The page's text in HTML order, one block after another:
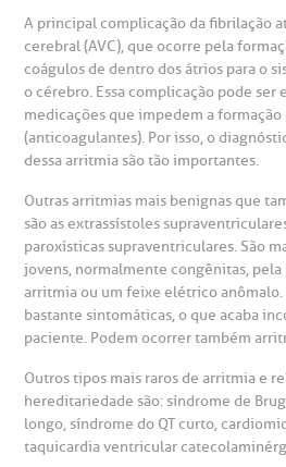
Saiba mais
Endereço:
CEP: 01438-000 | Jardim Paulista
São Paulo - SP
de órgãos
de cuidado
e perdidos
A principal complicação da fibrilação
cerebral (AVC), que ocorre pela
coágulos de dentro dos átrios para o
o cérebro. Essa complicação pode ser
medicações que impedem a formação
(anticoagulantes). Por isso, o
dessa arritmia são tão importantes.
Outras arritmias mais benignas que
são as extrassístoles
paroxísticas supraventriculares. São
jovens, normalmente congênitas,
arritmia ou um feixe elétrico
bastante sintomáticas, o que acaba
paciente. Podem ocorrer também
Outros tipos mais raros de arritmia e
hereditariedade são: síndrome de
longo, síndrome do QT curto,
taquicardia ventricular